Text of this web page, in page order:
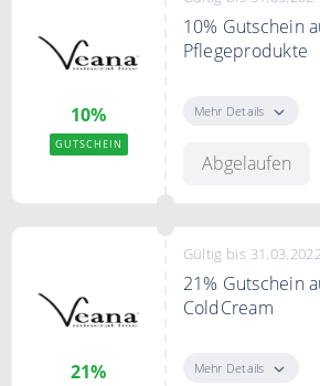
10%
GUTSCHEIN
10% Gutschein
Pflegeprodukte
Rabatt auf alle
Mehr Details
Abgelaufen
21%
Gültig bis 31.03.2022
21% Gutschein
ColdCream
Sie 21% Rabatt
Mehr Details